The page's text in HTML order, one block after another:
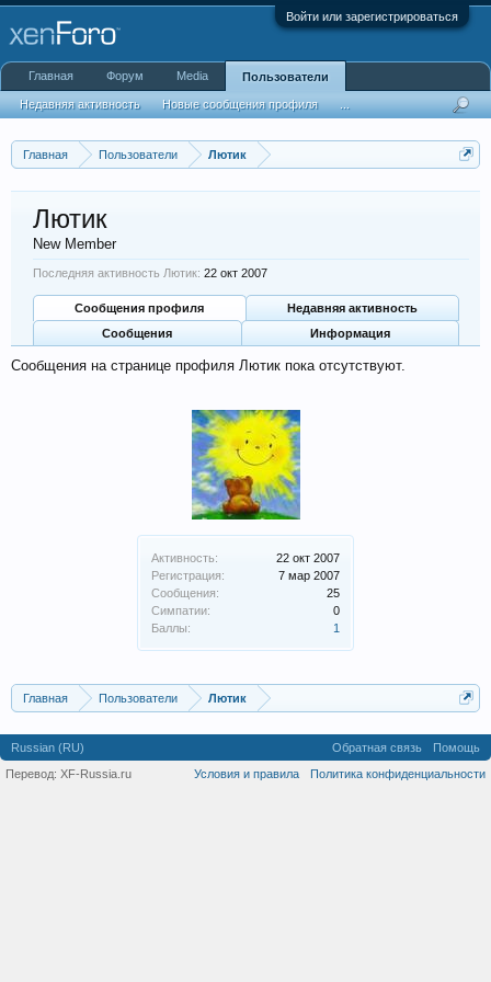
Войти или зарегистрироваться
Главная Пользователи Лютик
Активность:
22 окт 2007
Регистрация:
7 мар 2007
Сообщения:
25
Симпатии:
0
Баллы:
1
Лютик
New Member
Последняя активность Лютик: 22 окт 2007
Сообщения профиля
Недавняя активность
Сообщения
Информация
Сообщения на странице профиля Лютик пока отсутствуют.
Главная Пользователи Лютик
Главная Форум Media Пользователи
Недавняя активность Новые сообщения профиля
Russian (RU) Обратная связь
Помощь
Условия и правила
Политика конфиденциальности
Перевод: XF-Russia.ru